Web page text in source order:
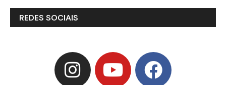
REDES SOCIAIS